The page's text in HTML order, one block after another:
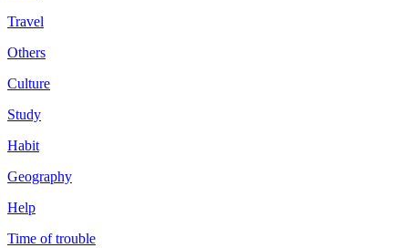
Travel
Others
Culture
Study
Habit
Geography
Help
Time of trouble